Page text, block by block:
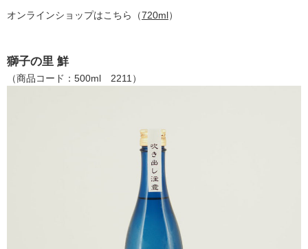
オンラインショップはこちら（720ml）
獅子の里 鮮
（商品コード：500ml 2211）